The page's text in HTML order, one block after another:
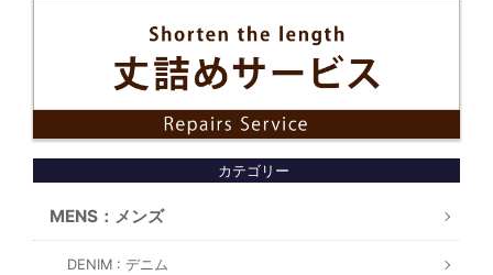
カテゴリー
MENS：メンズ
DENIM : デニム